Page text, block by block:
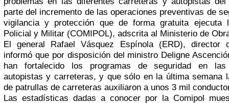
parte del incremento de las operaciones preventivas de
vigilancia y protección que de forma gratuita ejecuta
Policial y Militar (COMIPOL), adscrita al Ministerio de
El general Rafael Vásquez Espínola (ERD), director
informó que por disposición del ministro Deligne
han fortalecido los programas de seguridad en las
autopistas y carreteras, y que sólo en la última semana
de patrullas de carreteras auxiliaron a unos 3 mil
Las estadísticas dadas a conocer por la Comipol